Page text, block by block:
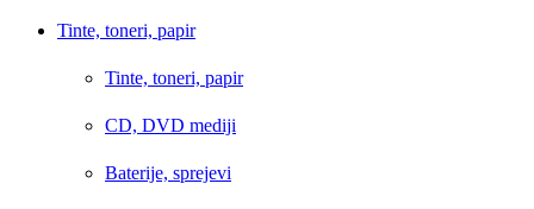
Tinte, toneri, papir
Tinte, toneri, papir
CD, DVD mediji
Baterije, sprejevi